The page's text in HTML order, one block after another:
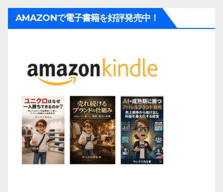
AMAZONで電子書籍を好評発売中！